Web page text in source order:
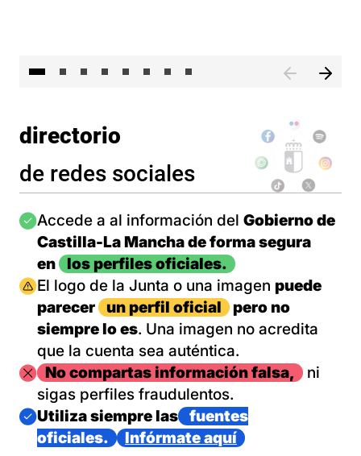
directorio
de redes sociales
Imagen
Accede a al información del Gobierno de
Castilla-La Mancha de forma segura
en
los perfiles oficiales.
Imagen
El logo de la Junta o una imagen puede
parecer
un perfil oficial
pero no
siempre lo es. Una imagen no acredita
que la cuenta sea auténtica.
ImagenNo compartas información falsa,
ni
sigas perfiles fraudulentos.
Imagen
Utiliza siempre las
fuentes
oficiales.
Infórmate aquí